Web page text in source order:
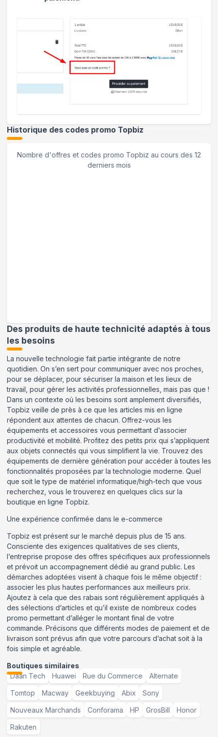
Historique des codes promo Topbiz
Nombre d'offres et codes promo Topbiz au cours des 12
derniers mois
Des produits de haute technicité adaptés à tous
les besoins
La nouvelle technologie fait partie intégrante de notre
quotidien. On s’en sert pour communiquer avec nos proches,
pour se déplacer, pour sécuriser la maison et les lieux de
travail, pour gérer les activités professionnelles, mais pas que !
Dans un contexte où les besoins sont amplement diversifiés,
Topbiz veille de près à ce que les articles mis en ligne
répondent aux attentes de chacun. Offrez-vous les
équipements et accessoires vous permettant d’associer
productivité et mobilité. Profitez des petits prix qui s’appliquent
aux objets connectés qui vous simplifient la vie. Trouvez des
équipements de dernière génération pour accéder à toutes les
fonctionnalités proposées par la technologie moderne. Quel
que soit le type de matériel informatique/high-tech que vous
recherchez, vous le trouverez en quelques clics sur la
boutique en ligne Topbiz.
Une expérience confirmée dans le e-commerce
Topbiz est présent sur le marché depuis plus de 15 ans.
Consciente des exigences qualitatives de ses clients,
l’entreprise propose des offres spécifiques aux professionnels
et prévoit un accompagnement dédié au grand public. Les
démarches adoptées visent à chaque fois le même objectif :
associer les plus hautes performances aux meilleurs prix.
Ajoutez à cela que des rabais sont régulièrement appliqués à
des sélections d’articles et qu’il existe de nombreux codes
promo permettant d’alléger le montant final de votre
commande. Précisons que différents modes de paiement et de
livraison sont prévus afin que votre parcours d’achat soit à la
fois simple et agréable.
Boutiques similaires
Daan Tech
Huawei Rue du Commerce Alternate
Tomtop Macway Geekbuying Abix Sony
Nouveaux Marchands Conforama HP GrosBill Honor
Rakuten